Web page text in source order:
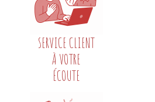
SERVICE CLIENT
À VOTRE
ÉCOUTE